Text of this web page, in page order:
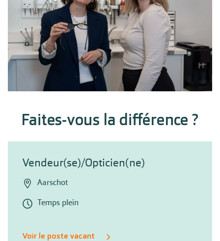
Faites-vous la différence ?
Vendeur(se)/Opticien(ne)
Aarschot
Temps plein
Voir le poste vacant